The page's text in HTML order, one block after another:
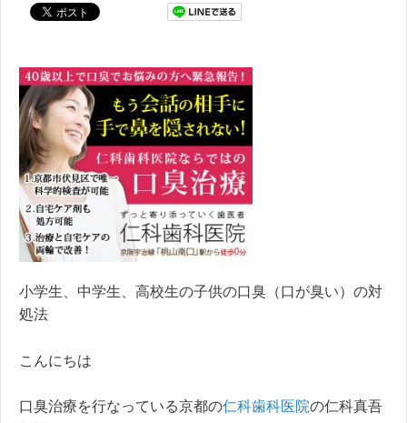
小学生、中学生、高校生の子供の口臭（口が臭い）の対
処法
こんにちは
口臭治療を行なっている京都の仁科歯科医院の仁科真吾